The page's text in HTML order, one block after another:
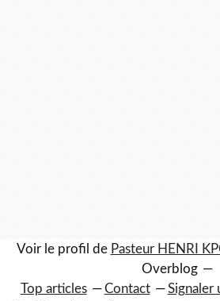
Voir le profil de Pasteur HENRI
Overblog
Top articles
Contact Signaler